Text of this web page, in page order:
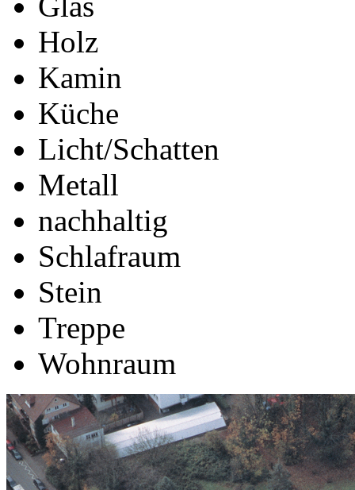
Holz
Kamin
Küche
Licht/Schatten
Metall
nachhaltig
Schlafraum
Stein
Treppe
Wohnraum